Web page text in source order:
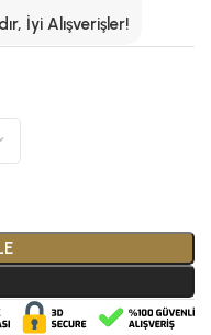
İyi Alışverişler!